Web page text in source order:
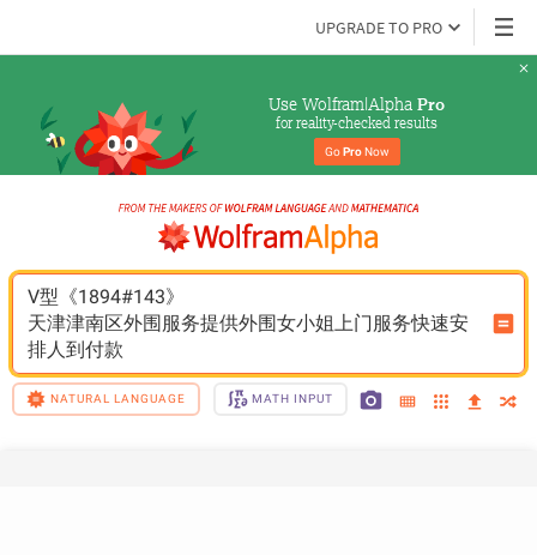
UPGRADE TO PRO
Use Wolfram|Alpha Pro
for reality-checked results
Go Pro Now
V型《1894#143》
天津津南区外围服务提供外围女小姐上门服务快速安
排人到付款
NATURAL LANGUAGE MATH INPUT